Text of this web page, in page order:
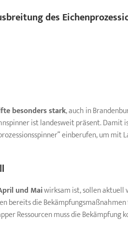
des
besonders stark, auch in
ist landesweit präsent. Damit
einberufen, um mit
und Maiwirksam ist, sollen aktuell
bereits die
Ressourcen muss die